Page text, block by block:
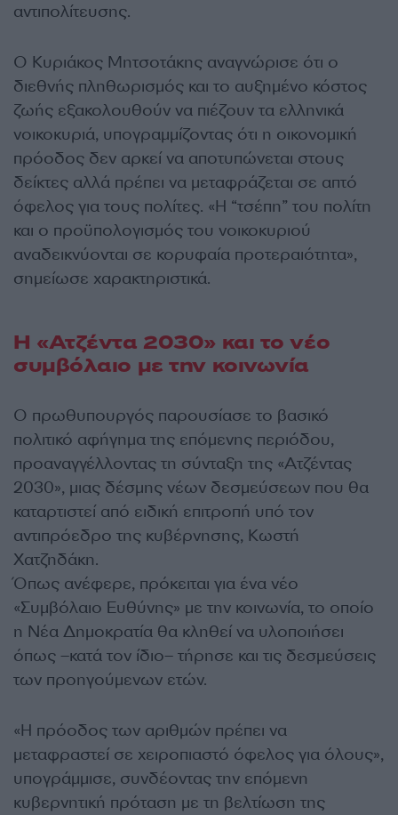
αντιπολίτευσης.
Ο Κυριάκος Μητσοτάκης αναγνώρισε ότι ο
διεθνής πληθωρισμός και το αυξημένο κόστος
ζωής εξακολουθούν να πιέζουν τα ελληνικά
νοικοκυριά, υπογραμμίζοντας ότι η οικονομική
πρόοδος δεν αρκεί να αποτυπώνεται στους
δείκτες αλλά πρέπει να μεταφράζεται σε απτό
όφελος για τους πολίτες. «Η “τσέπη” του πολίτη
και ο προϋπολογισμός του νοικοκυριού
αναδεικνύονται σε κορυφαία προτεραιότητα»,
σημείωσε χαρακτηριστικά.
Η «Ατζέντα 2030» και το νέο
συμβόλαιο με την κοινωνία
Ο πρωθυπουργός παρουσίασε το βασικό
πολιτικό αφήγημα της επόμενης περιόδου,
προαναγγέλλοντας τη σύνταξη της «Ατζέντας
2030», μιας δέσμης νέων δεσμεύσεων που θα
καταρτιστεί από ειδική επιτροπή υπό τον
αντιπρόεδρο της κυβέρνησης, Κωστή
Χατζηδάκη.
Όπως ανέφερε, πρόκειται για ένα νέο
«Συμβόλαιο Ευθύνης» με την κοινωνία, το οποίο
η Νέα Δημοκρατία θα κληθεί να υλοποιήσει
όπως –κατά τον ίδιο– τήρησε και τις δεσμεύσεις
των προηγούμενων ετών.
«Η πρόοδος των αριθμών πρέπει να
μεταφραστεί σε χειροπιαστό όφελος για όλους»,
υπογράμμισε, συνδέοντας την επόμενη
κυβερνητική πρόταση με τη βελτίωση της